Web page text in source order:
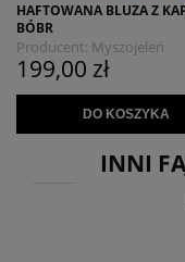
HAFTOWANA BLUZA Z
BÓBR
Producent: Myszojeleń
199,00 zł
DO KOSZYKA
INNI